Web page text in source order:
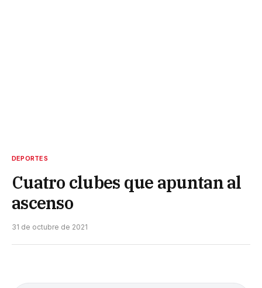
DEPORTES
Cuatro clubes que apuntan al
ascenso
31 de octubre de 2021